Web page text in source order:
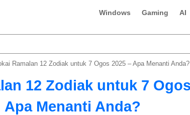
Windows Gaming AI
Ramalan 12 Zodiak untuk 7 Ogos 2025 – Apa Menanti Anda?
12 Zodiak untuk 7
Apa Menanti Anda?